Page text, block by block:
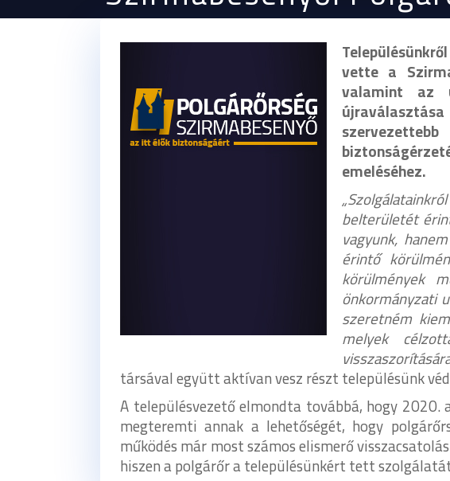
vette a
valamint az
emeléséhez.
belterületét
vagyunk,
érintő
körülmények
önkormányzati
szeretném
melyek
társával együtt aktívan vesz részt településünk
A településvezető elmondta továbbá, hogy
megteremti annak a lehetőségét, hogy
működés már most számos elismerő
hiszen a polgárőr a településünkért tett